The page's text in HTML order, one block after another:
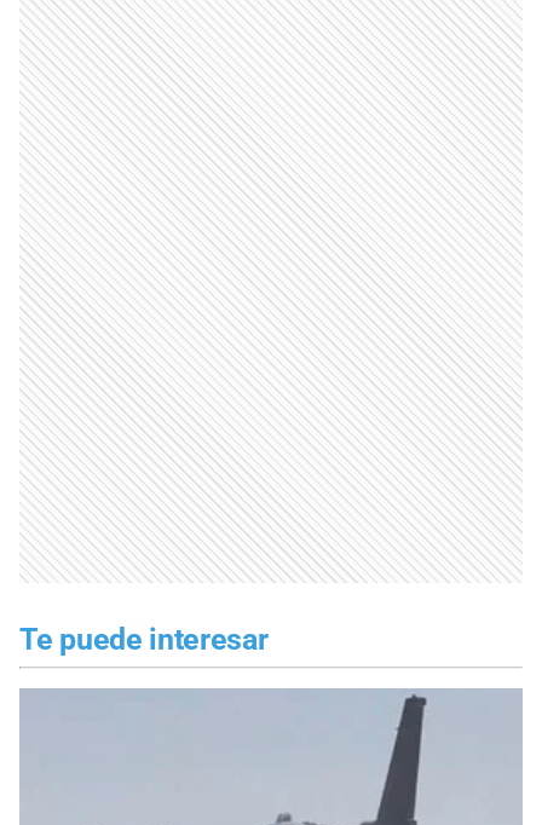
Te puede interesar